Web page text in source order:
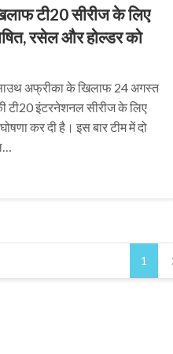
टी20 सीरीज के लिए
रसेल और होल्डर को
अफ्रीका के खिलाफ 24 अगस्त
टी20 इंटरनेशनल सीरीज के लिए
कर दी है। इस बार टीम में दो
1